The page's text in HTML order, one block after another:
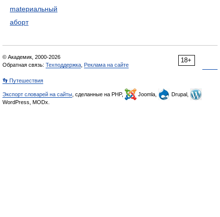
matериальный
аборт
18+
© Академик, 2000-2026
Обратная связь: Техподдержка Реклама на сайте
👣 Путешествия
Экспорт словарей на сайты , сделанные на PHP, Joomla,
Drupal,
WordPress, MODx.